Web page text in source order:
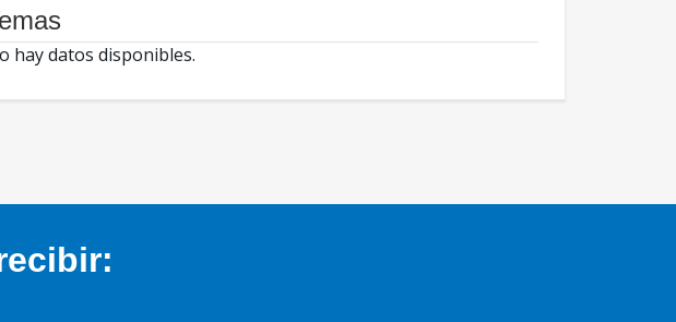
hay datos disponibles.